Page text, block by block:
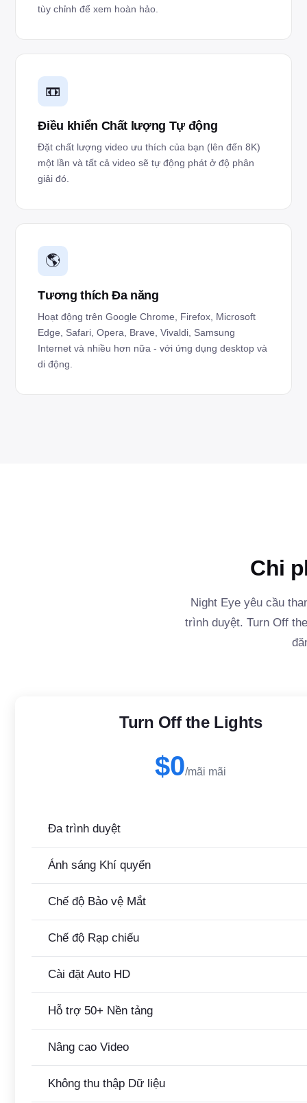
tùy chỉnh để xem hoàn hảo.
📼
Điều khiển Chất lượng Tự động
Đặt chất lượng video ưu thích của bạn (lên đến 8K)
một lần và tất cả video sẽ tự động phát ở độ phân
giải đó.
🌎
Tương thích Đa năng
Hoạt động trên Google Chrome, Firefox, Microsoft
Edge, Safari, Opera, Brave, Vivaldi, Samsung
Internet và nhiều hơn nữa - với ứng dụng desktop và
di động.
Chi
Night Eye yêu cầu
trình duyệt. Turn Off
Turn Off the Lights
$0/mãi mãi
Đa trình duyệt
Ánh sáng Khí quyển
Chế độ Bảo vệ Mắt
Chế độ Rạp chiếu
Cài đặt Auto HD
Hỗ trợ 50+ Nền tảng
Nâng cao Video
Không thu thập Dữ liệu